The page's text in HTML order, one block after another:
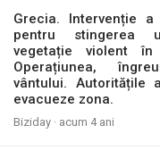
Grecia. Intervenție
pentru stingerea
vegetație violent în
Operațiunea,
vântului. Autoritățile
evacueze zona.
Biziday · acum 4 ani